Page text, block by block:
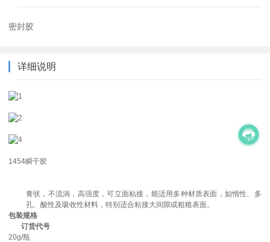
密封胶
详细说明
1454瞬干胶
膏状，不流淌，高强度，可立面粘接，能适用多种材质表面，如惰性、多
孔、酸性及吸收性材料，特别适合粘接大间隙或粗糙表面。
包装规格
订货代号
20g/瓶